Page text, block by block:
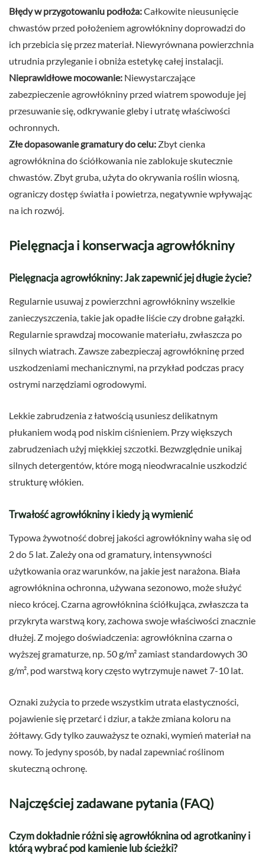
Błędy w przygotowaniu podłoża:Całkowite nieusunięcie
chwastów przed położeniem agrowłókniny doprowadzi do
ich przebicia się przez materiał. Niewyrównana powierzchnia
utrudnia przyleganie i obniża estetykę całej instalacji.
Nieprawidłowe mocowanie: Niewystarczające
zabezpieczenie agrowłókniny przed wiatrem spowoduje jej
przesuwanie się, odkrywanie gleby i utratę właściwości
ochronnych.
Złe dopasowanie gramatury do celu: Zbyt cienka
agrowłóknina do ściółkowania nie zablokuje skutecznie
chwastów. Zbyt gruba, użyta do okrywania roślin wiosną,
ograniczy dostęp światła i powietrza, negatywnie wpływając
na ich rozwój.
Pielęgnacja i konserwacja agrowłókniny
Pielęgnacja agrowłókniny: Jak zapewnić jej długie życie?
Regularnie usuwaj z powierzchni agrowłókniny wszelkie
zanieczyszczenia, takie jak opadłe liście czy drobne gałązki.
Regularnie sprawdzaj mocowanie materiału, zwłaszcza po
silnych wiatrach. Zawsze zabezpieczaj agrowłókninę przed
uszkodzeniami mechanicznymi, na przykład podczas pracy
ostrymi narzędziami ogrodowymi.
Lekkie zabrudzenia z łatwością usuniesz delikatnym
płukaniem wodą pod niskim ciśnieniem. Przy większych
zabrudzeniach użyj miękkiej szczotki. Bezwzględnie unikaj
silnych detergentów, które mogą nieodwracalnie uszkodzić
strukturę włókien.
Trwałość agrowłókniny i kiedy ją wymienić
Typowa żywotność dobrej jakości agrowłókniny waha się od
2 do 5 lat. Zależy ona od gramatury, intensywności
użytkowania oraz warunków, na jakie jest narażona. Biała
agrowłóknina ochronna, używana sezonowo, może służyć
nieco krócej. Czarna agrowłóknina ściółkująca, zwłaszcza ta
przykryta warstwą kory, zachowa swoje właściwości znacznie
dłużej. Z mojego doświadczenia: agrowłóknina czarna o
wyższej gramaturze, np. 50 g/m² zamiast standardowych 30
g/m², pod warstwą kory często wytrzymuje nawet 7-10 lat.
Oznaki zużycia to przede wszystkim utrata elastyczności,
pojawienie się przetarć i dziur, a także zmiana koloru na
żółtawy. Gdy tylko zauważysz te oznaki, wymień materiał na
nowy. To jedyny sposób, by nadal zapewniać roślinom
skuteczną ochronę.
Najczęściej zadawane pytania (FAQ)
Czym dokładnie różni się agrowłóknina od agrotkaniny i
którą wybrać pod kamienie lub ścieżki?